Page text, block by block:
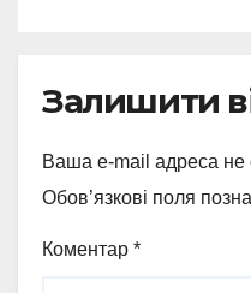
Залишити
Ваша e-mail адреса
Обов’язкові поля
Коментар *